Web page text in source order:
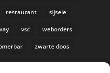
restaurant sijsele
vsc weborders
zwarte doos